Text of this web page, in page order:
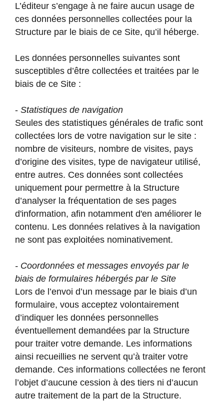
L’éditeur s’engage à ne faire aucun usage de
ces données personnelles collectées pour la
Structure par le biais de ce Site, qu’il héberge.
Les données personnelles suivantes sont
susceptibles d’être collectées et traitées par le
biais de ce Site :
- Statistiques de navigation
Seules des statistiques générales de trafic sont
collectées lors de votre navigation sur le site :
nombre de visiteurs, nombre de visites, pays
d’origine des visites, type de navigateur utilisé,
entre autres. Ces données sont collectées
uniquement pour permettre à la Structure
d’analyser la fréquentation de ses pages
d'information, afin notamment d'en améliorer le
contenu. Les données relatives à la navigation
ne sont pas exploitées nominativement.
- Coordonnées et messages envoyés par le
biais de formulaires hébergés par le Site
Lors de l’envoi d’un message par le biais d’un
formulaire, vous acceptez volontairement
d’indiquer les données personnelles
éventuellement demandées par la Structure
pour traiter votre demande. Les informations
ainsi recueillies ne servent qu’à traiter votre
demande. Ces informations collectées ne feront
l’objet d’aucune cession à des tiers ni d’aucun
autre traitement de la part de la Structure.